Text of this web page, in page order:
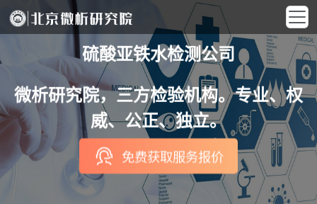
硫酸亚铁水检测公司
微析研究院，三方检验机构。专业、权
威、公正、独立。
免费获取服务报价